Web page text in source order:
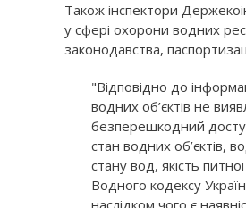
Також інспектори
у сфері охорони водних
законодавства,
"Відповідно до
водних об’єктів не
безперешкодний
стан водних об’єктів,
стану вод, якість
Водного кодексу
наслідком чого є